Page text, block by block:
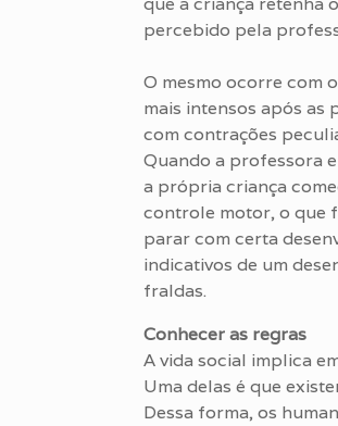
percebido pela
O mesmo ocorre com
mais intensos após as
com contrações
Quando a professora
a própria criança
controle motor, o que
parar com certa
indicativos de um
fraldas.
Conhecer as regras
A vida social implica
Uma delas é que
Dessa forma, os